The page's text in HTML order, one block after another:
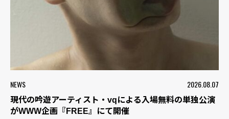
NEWS 2026.08.07
現代の吟遊アーティスト・vqによる入場無料の単独公演
がWWW企画『FREE』にて開催